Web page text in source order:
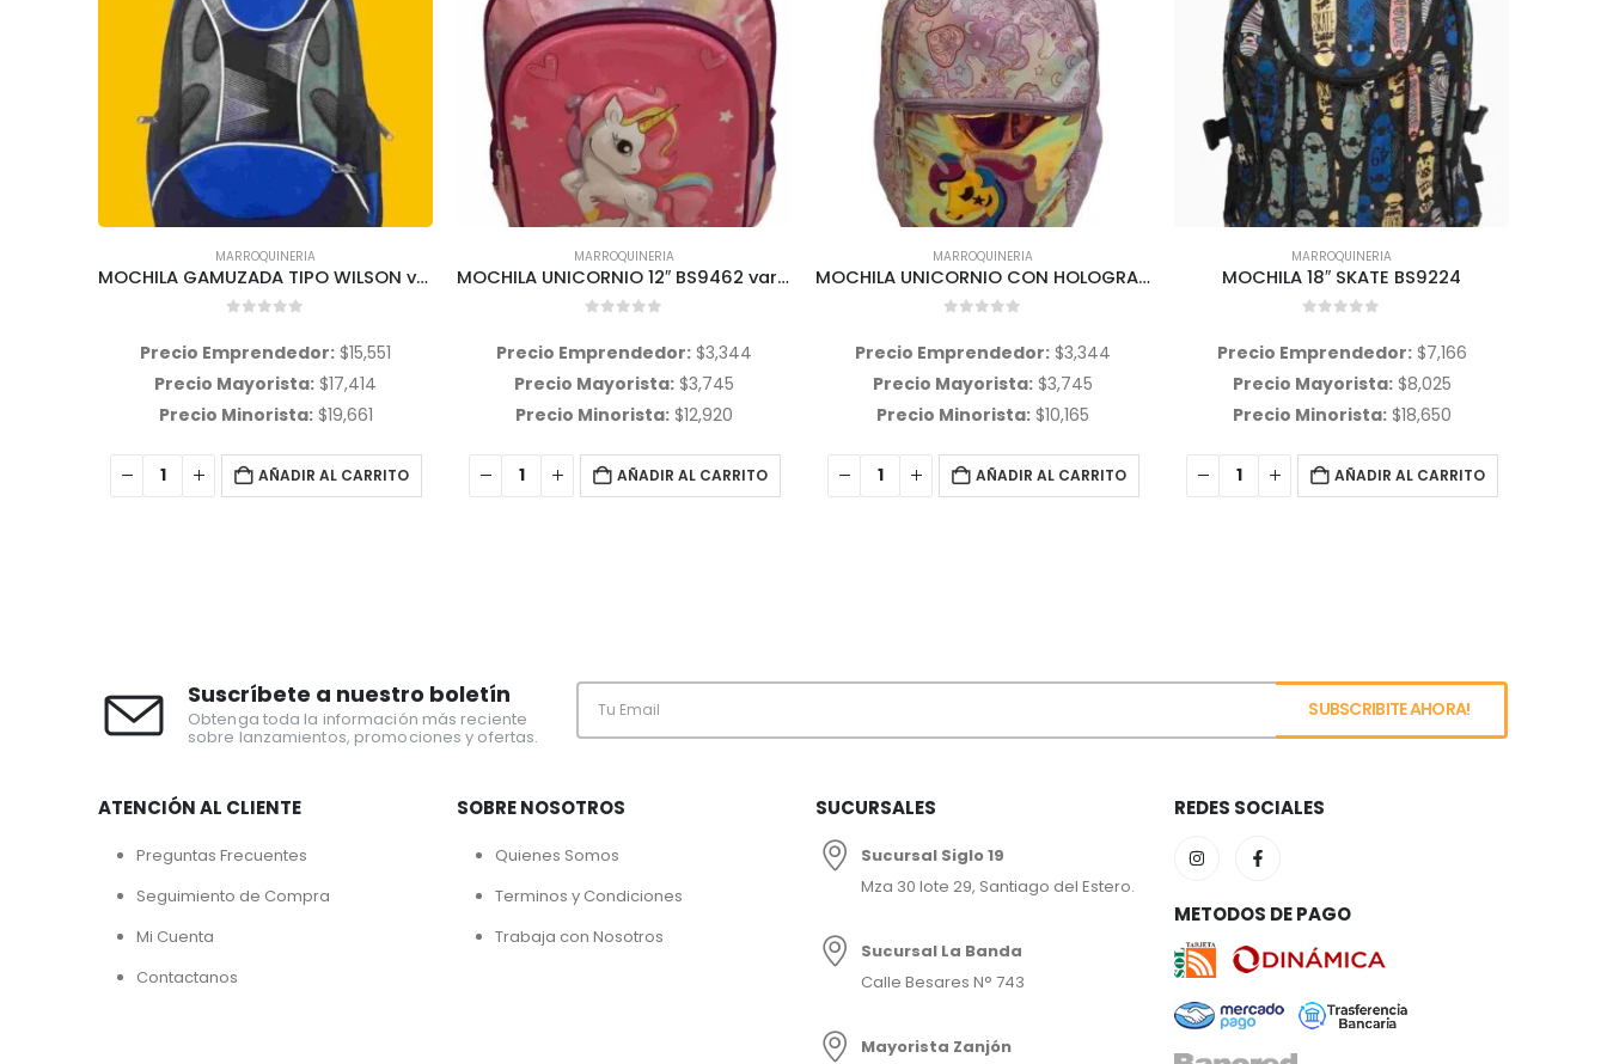
MARROQUINERIA
MOCHILA GAMUZADA TIPO WILSON variedad de diseños ITEM 113-17-4
Precio Emprendedor: $15,551
Precio Mayorista: $17,414
Precio Minorista: $19,661
AÑADIR AL CARRITO
MARROQUINERIA
MOCHILA UNICORNIO 12″ BS9462 variedad de colores
Precio Emprendedor: $3,344
Precio Mayorista: $3,745
Precio Minorista: $12,920
AÑADIR AL CARRITO
MARROQUINERIA
MOCHILA UNICORNIO CON HOLOGRAMA 16″ BS9234
Precio Emprendedor: $3,344
Precio Mayorista: $3,745
Precio Minorista: $10,165
AÑADIR AL CARRITO
MARROQUINERIA
MOCHILA 18″ SKATE BS9224
Precio Emprendedor: $7,166
Precio Mayorista: $8,025
Precio Minorista: $18,650
AÑADIR AL CARRITO
Suscríbete a nuestro boletín
Obtenga toda la información más reciente
sobre lanzamientos, promociones y ofertas.
ATENCIÓN AL CLIENTE
Preguntas Frecuentes
Seguimiento de Compra
Mi Cuenta
Contactanos
SOBRE NOSOTROS
Quienes Somos
Terminos y Condiciones
Trabaja con Nosotros
SUCURSALES
Sucursal Siglo 19
Mza 30 lote 29, Santiago del Estero.
Sucursal La Banda
Calle Besares N° 743
Mayorista Zanjón
REDES SOCIALES
METODOS DE PAGO